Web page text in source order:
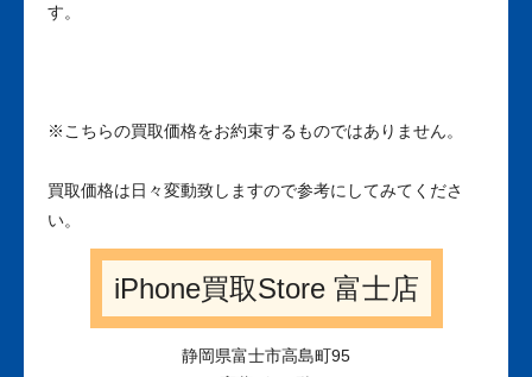
す。
※こちらの買取価格をお約束するものではありません。
買取価格は日々変動致しますので参考にしてみてくださ
い。
iPhone買取Store 富士店
静岡県富士市高島町95